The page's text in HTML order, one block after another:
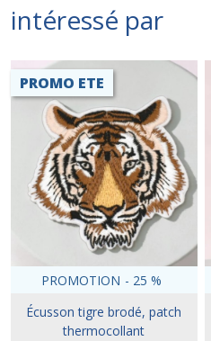
intéressé par
PROMO ETE
PROMOTION - 25 %
Écusson tigre brodé, patch
thermocollant